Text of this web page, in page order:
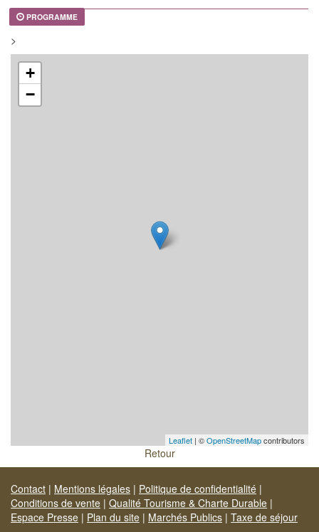
PROGRAMME
>
+
−
Leaflet | ©OpenStreetMapcontributors
Retour
Contact | Mentions légales | Politique de confidentialité |
Conditions de vente | Qualité Tourisme & Charte Durable |
Espace Presse | Plan du site | Marchés Publics | Taxe de séjour